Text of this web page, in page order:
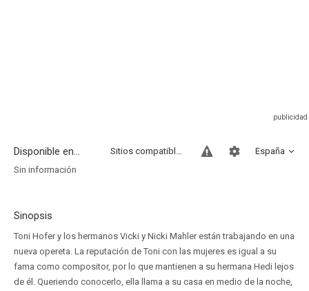
Disponible en... España
Sitios compatibles
Sin información
Sinopsis
Toni Hofer y los hermanos Vicki y Nicki Mahler están trabajando en una
nueva opereta. La reputación de Toni con las mujeres es igual a su
fama como compositor, por lo que mantienen a su hermana Hedi lejos
de él. Queriendo conocerlo, ella llama a su casa en medio de la noche,